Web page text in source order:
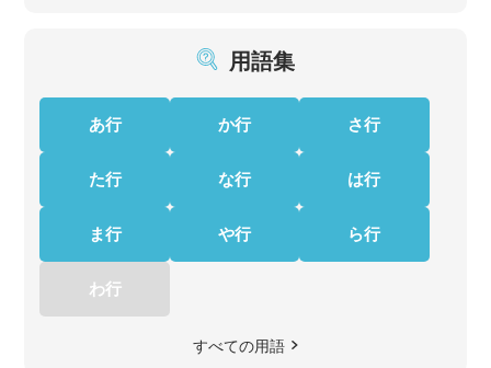
用語集
あ行 か行 さ行
た行 な行 は行
ま行 や行 ら行
わ行
すべての用語